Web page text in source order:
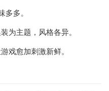
多多。
为主题，风格各异。
戏愈加刺激新鲜。